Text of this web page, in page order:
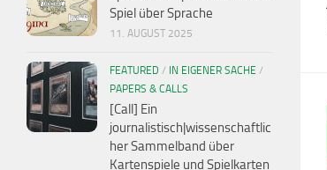
Spiel über Sprache
11. AUGUST 2025
FEATURED / IN EIGENER SACHE /
PAPERS & CALLS
[Call] Ein
journalistisch|wissenschaftlic
her Sammelband über
Kartenspiele und Spielkarten